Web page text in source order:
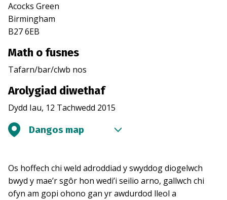
Acocks Green
Birmingham
B27 6EB
Math o fusnes
Tafarn/bar/clwb nos
Arolygiad diwethaf
Dydd Iau, 12 Tachwedd 2015
Dangos map
Os hoffech chi weld adroddiad y swyddog diogelwch
bwyd y mae’r sgôr hon wedi’i seilio arno, gallwch chi
ofyn am gopi ohono gan yr awdurdod lleol a